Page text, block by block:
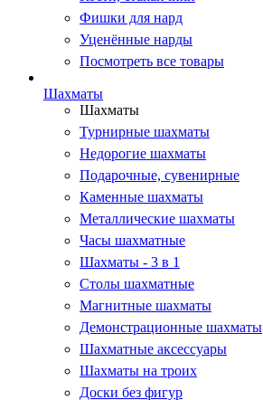
Фишки для нард
Уценённые нарды
Посмотреть все товары
Шахматы
Шахматы
Турнирные шахматы
Недорогие шахматы
Подарочные, сувенирные
Каменные шахматы
Металлические шахматы
Часы шахматные
Шахматы - 3 в 1
Столы шахматные
Магнитные шахматы
Демонстрационные шахматы
Шахматные аксессуары
Шахматы на троих
Доски без фигур